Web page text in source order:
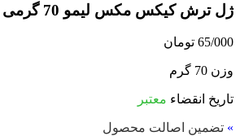
ژل ترش کیکس مکس لیمو 70 گرمی
65/000 تومان
وزن 70 گرم
تاریخ انقضاء معتبر
» تضمین اصالت محصول